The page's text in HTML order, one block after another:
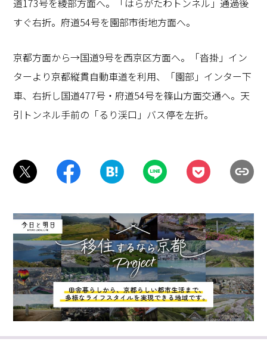
すぐ右折。府道54号を園部市街地方面へ。
京都方面から→国道9号を西京区方面へ。「沓掛」イン
ターより京都縦貫自動車道を利用、「園部」インター下
車、右折し国道477号・府道54号を篠山方面交通へ。天
引トンネル手前の「るり渓口」バス停を左折。